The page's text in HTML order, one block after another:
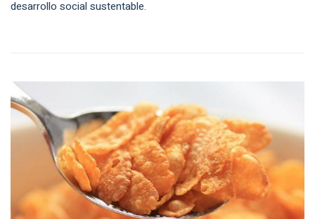
desarrollo social sustentable.